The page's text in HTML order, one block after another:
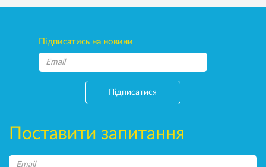
Підписатись на новини
Підписатися
Поставити запитання